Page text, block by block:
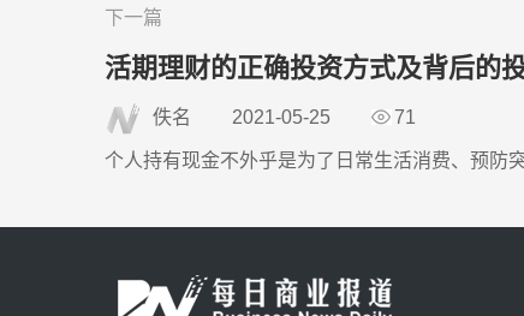
下一篇
活期理财的正确投资方式及背后的
佚名 2021-05-25 71
个人持有现金不外乎是为了日常生活消费、预防